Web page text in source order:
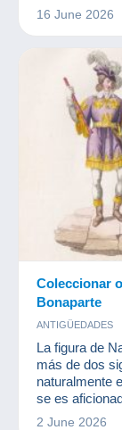
16 June 2026
Coleccionar
Bonaparte
ANTIGÜEDADES
La figura de
más de dos
naturalmente
se es
2 June 2026